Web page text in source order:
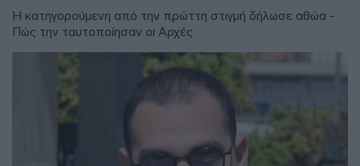
Η κατηγορούμενη από την πρώττη στιγμή δήλωσε αθώα -
Πώς την ταυτοποίησαν οι Αρχές